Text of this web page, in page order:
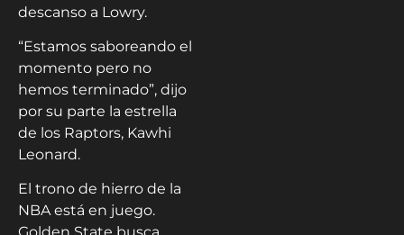
descanso a Lowry.
“Estamos saboreando el
momento pero no
hemos terminado”, dijo
por su parte la estrella
de los Raptors, Kawhi
Leonard.
El trono de hierro de la
NBA está en juego.